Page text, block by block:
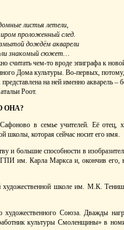
листья летели,
проложенный след.
дождём акварели
знакомый сюжет…
считать чем-то вроде эпиграфа к
Дома культуры. Во-первых,
на ней именно акварель –
Роот.
ОНА?
в семье учителей. Её отец,
школы, которая сейчас носит его имя.
и большие способности в
им. Карла Маркса и, окончив его,
школе им. М.К.
Союза. Дважды
культуры Смоленщины» в